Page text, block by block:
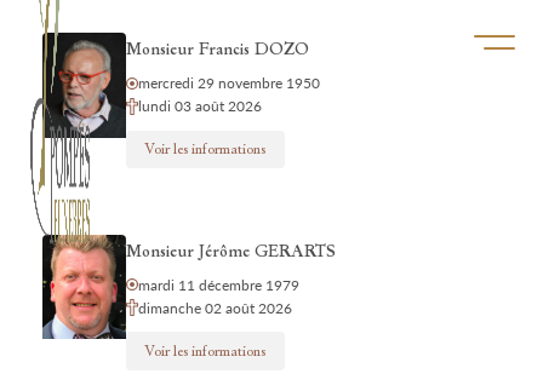
Ouvrir/
Monsieur Francis DOZO
mercredi 29 novembre 1950
lundi 03 août 2026
Voir les informations
Monsieur Jérôme GERARTS
mardi 11 décembre 1979
dimanche 02 août 2026
Voir les informations